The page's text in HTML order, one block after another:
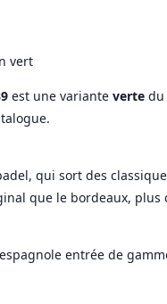
vert
est une variante verte du
qui sort des
que le bordeaux,
entrée de